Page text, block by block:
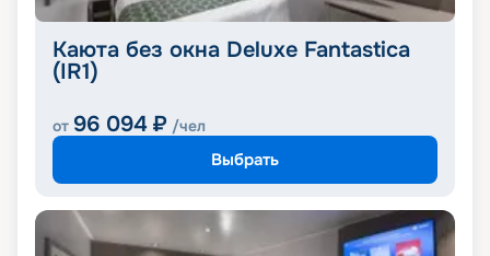
Каюта без окна Deluxe Fantastica
(IR1)
от 96 094 ₽ /чел
Выбрать